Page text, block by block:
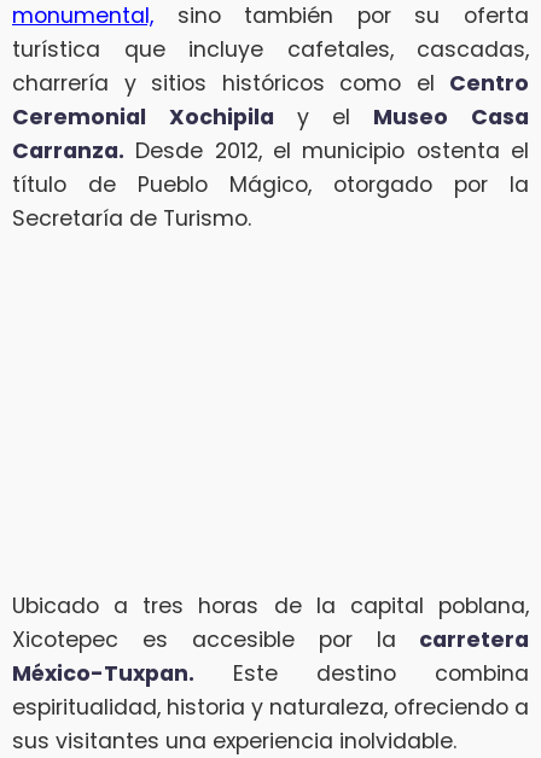
monumental, sino también por su oferta
turística que incluye cafetales, cascadas,
charrería y sitios históricos como el Centro
Ceremonial Xochipila y el Museo Casa
Carranza. Desde 2012, el municipio ostenta el
título de Pueblo Mágico, otorgado por la
Secretaría de Turismo.
Ubicado a tres horas de la capital poblana,
Xicotepec es accesible por la carretera
México-Tuxpan. Este destino combina
espiritualidad, historia y naturaleza, ofreciendo a
sus visitantes una experiencia inolvidable.